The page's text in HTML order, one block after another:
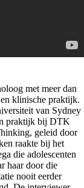
met meer dan
klinische praktijk.
van Sydney
praktijk bij DTK
geleid door
raakte bij het
die adolescenten
haar door die
nooit eerder